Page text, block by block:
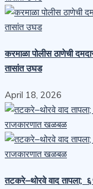
करमाळा पोलीस ठाणेची
तासांत उघड
April 18, 2026
तटकरे–थोरवे वाद तापला;